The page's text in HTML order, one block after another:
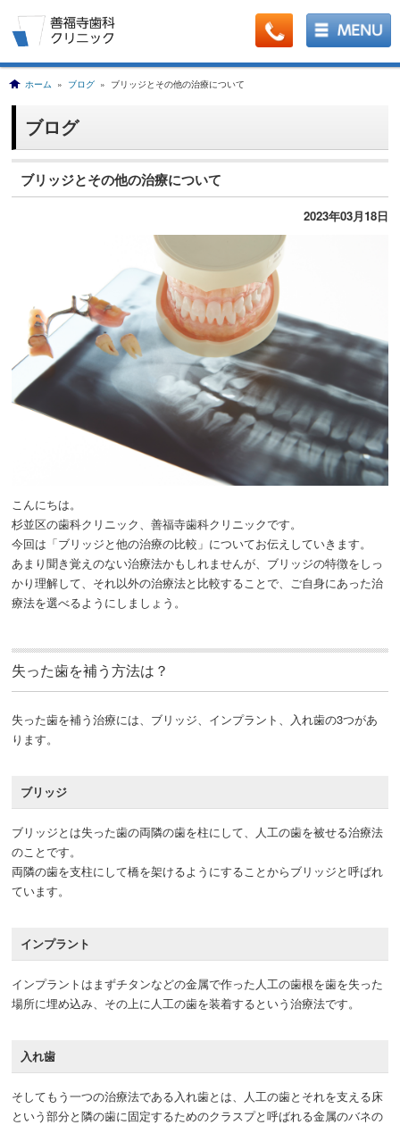
ホーム » ブログ » ブリッジとその他の治療について
ブログ
ブリッジとその他の治療について
2023年03月18日
こんにちは。
杉並区の歯科クリニック、善福寺歯科クリニックです。
今回は「ブリッジと他の治療の比較」についてお伝えしていきます。
あまり聞き覚えのない治療法かもしれませんが、ブリッジの特徴をしっ
かり理解して、それ以外の治療法と比較することで、ご自身にあった治
療法を選べるようにしましょう。
失った歯を補う方法は？
失った歯を補う治療には、ブリッジ、インプラント、入れ歯の3つがあ
ります。
ブリッジ
ブリッジとは失った歯の両隣の歯を柱にして、人工の歯を被せる治療法
のことです。
両隣の歯を支柱にして橋を架けるようにすることからブリッジと呼ばれ
ています。
インプラント
インプラントはまずチタンなどの金属で作った人工の歯根を歯を失った
場所に埋め込み、その上に人工の歯を装着するという治療法です。
入れ歯
そしてもう一つの治療法である入れ歯とは、人工の歯とそれを支える床
という部分と隣の歯に固定するためのクラスプと呼ばれる金属のバネの